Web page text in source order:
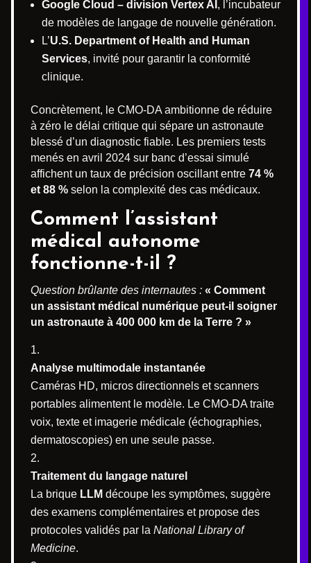
Google Cloud – division Vertex AI , l’incubateur
de modèles de langage de nouvelle génération.
L’U.S. Department of Health and Human
Services, invité pour garantir la conformité
clinique.
Concrètement, le CMO-DA ambitionne de réduire
à zéro le délai critique qui sépare un astronaute
blessé d’un diagnostic fiable. Les premiers tests
menés en avril 2024 sur banc d’essai simulé
affichent un taux de précision oscillant entre 74 %
et 88 % selon la complexité des cas médicaux.
Comment l’assistant
médical autonome
fonctionne-t-il ?
Question brûlante des internautes : « Comment
un assistant médical numérique peut-il soigner
un astronaute à 400 000 km de la Terre ? »
Analyse multimodale instantanée
Caméras HD, micros directionnels et scanners
portables alimentent le modèle. Le CMO-DA traite
voix, texte et imagerie médicale (échographies,
dermatoscopies) en une seule passe.
Traitement du langage naturel
La brique LLM découpe les symptômes, suggère
des examens complémentaires et propose des
protocoles validés par la National Library of
Medicine.